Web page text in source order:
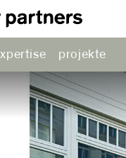
projekte